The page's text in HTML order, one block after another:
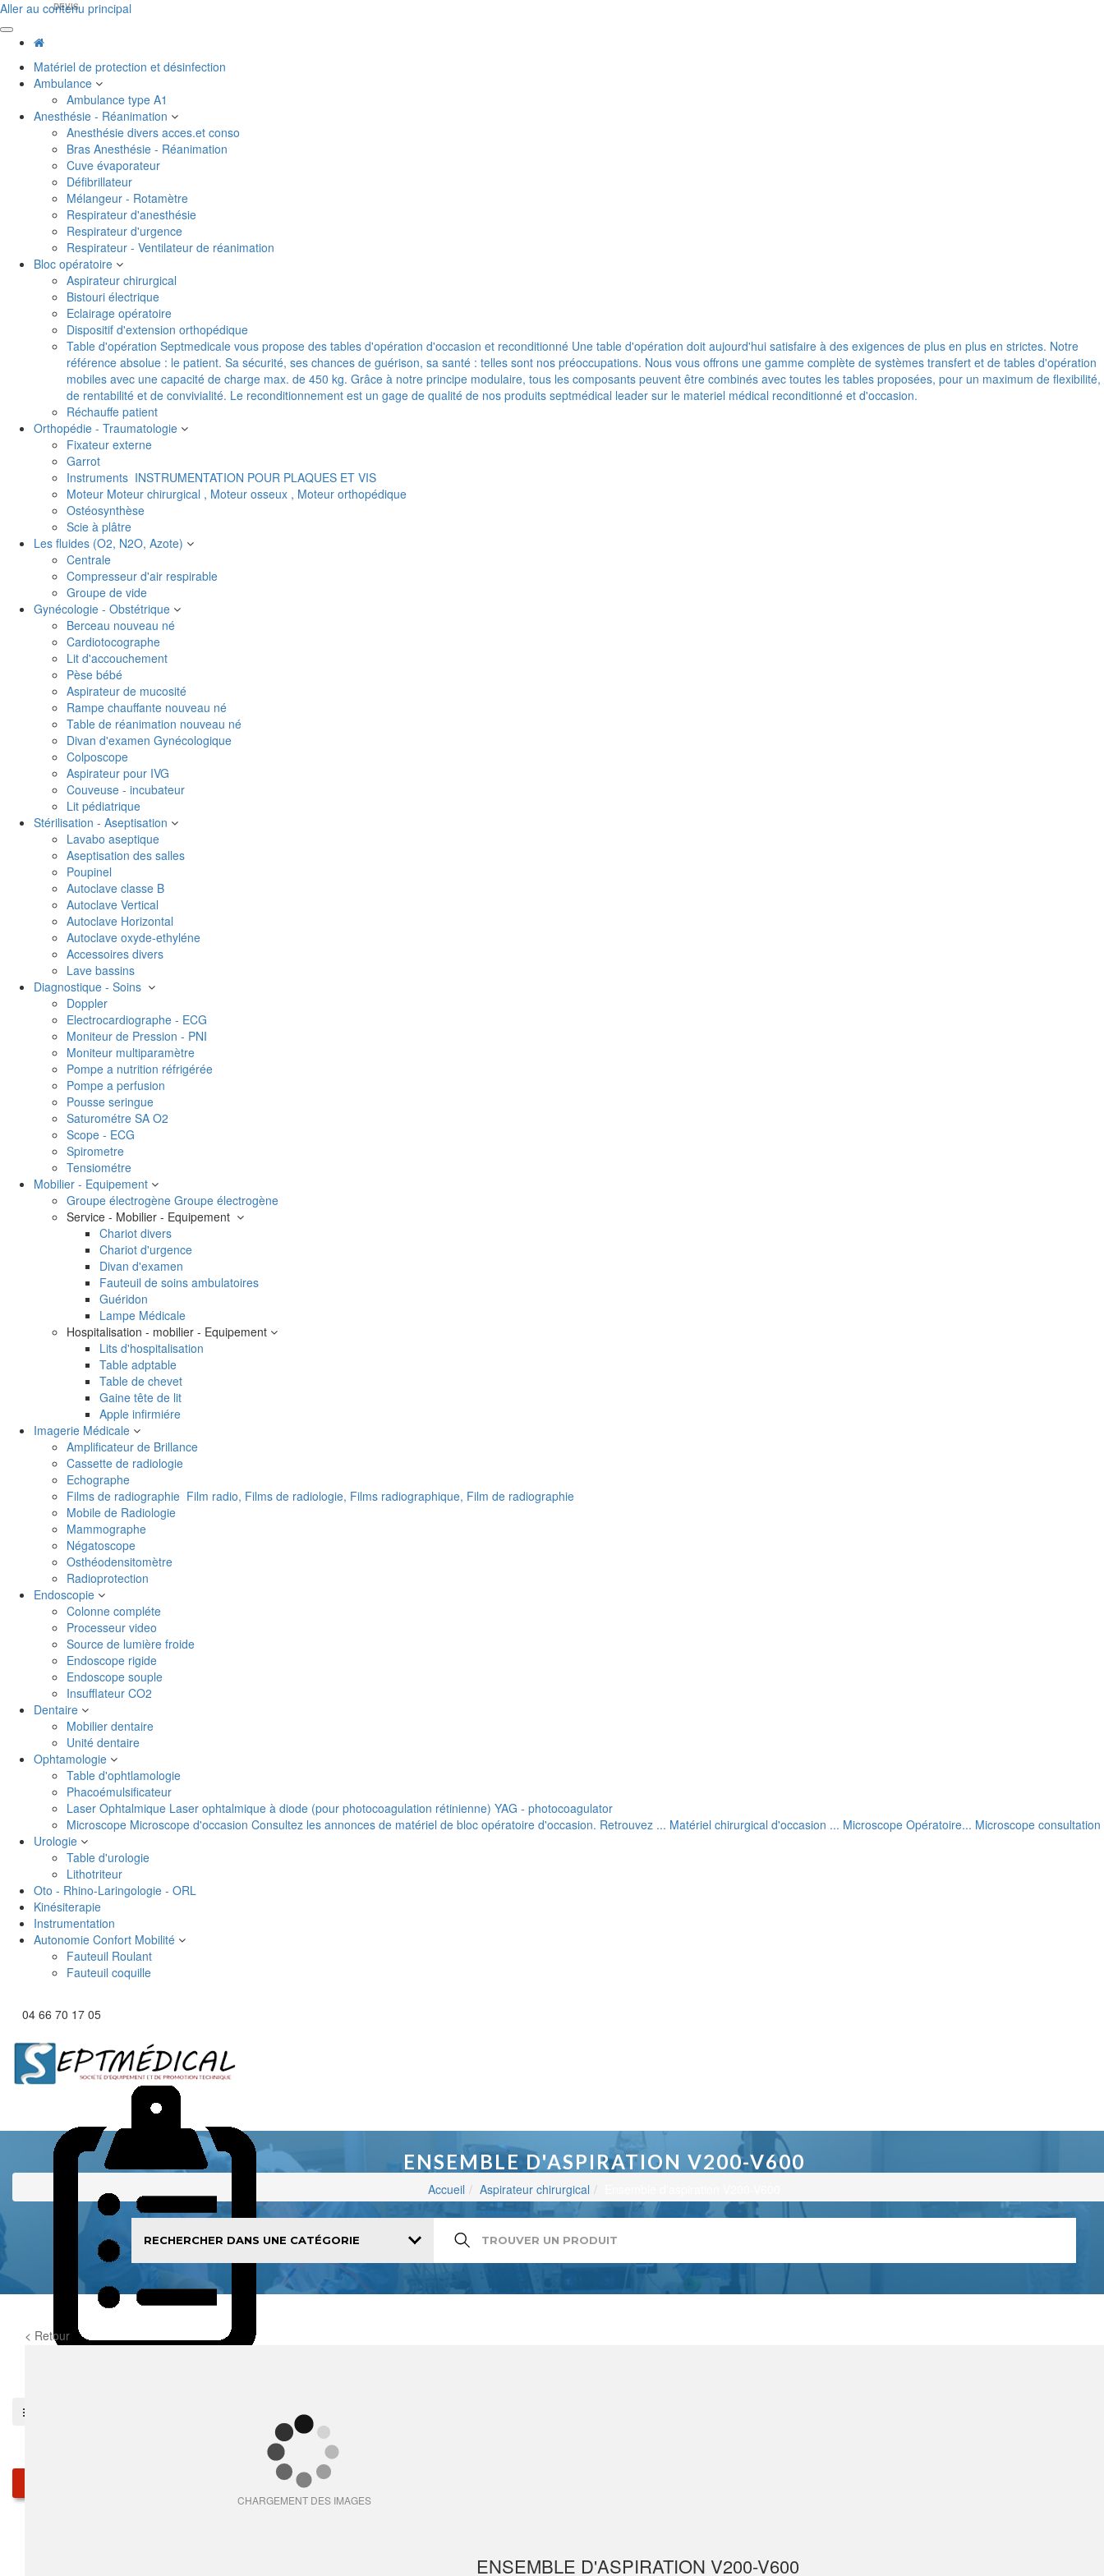
Aller au contenu principal
Matériel de protection et désinfection
Ambulance
Ambulance type A1
Anesthésie - Réanimation
Anesthésie divers acces.et conso
Bras Anesthésie - Réanimation
Cuve évaporateur
Défibrillateur
Mélangeur - Rotamètre
Respirateur d'anesthésie
Respirateur d'urgence
Respirateur - Ventilateur de réanimation
Bloc opératoire
Aspirateur chirurgical
Bistouri électrique
Eclairage opératoire
Dispositif d'extension orthopédique
Table d'opération Septmedicale vous propose des tables d'opération d'occasion et reconditionné Une table d'opération doit aujourd'hui satisfaire à des exigences de plus en plus en strictes. Notre
référence absolue : le patient. Sa sécurité, ses chances de guérison, sa santé : telles sont nos préoccupations. Nous vous offrons une gamme complète de systèmes transfert et de tables d'opération
mobiles avec une capacité de charge max. de 450 kg. Grâce à notre principe modulaire, tous les composants peuvent être combinés avec toutes les tables proposées, pour un maximum de flexibilité,
de rentabilité et de convivialité. Le reconditionnement est un gage de qualité de nos produits septmédical leader sur le materiel médical reconditionné et d'occasion.
Réchauffe patient
Orthopédie - Traumatologie
Fixateur externe
Garrot
Instruments INSTRUMENTATION POUR PLAQUES ET VIS
Moteur Moteur chirurgical , Moteur osseux , Moteur orthopédique
Ostéosynthèse
Scie à plâtre
Les fluides (O2, N2O, Azote)
Centrale
Compresseur d'air respirable
Groupe de vide
Gynécologie - Obstétrique
Berceau nouveau né
Cardiotocographe
Lit d'accouchement
Pèse bébé
Aspirateur de mucosité
Rampe chauffante nouveau né
Table de réanimation nouveau né
Divan d'examen Gynécologique
Colposcope
Aspirateur pour IVG
Couveuse - incubateur
Lit pédiatrique
Stérilisation - Aseptisation
Lavabo aseptique
Aseptisation des salles
Poupinel
Autoclave classe B
Autoclave Vertical
Autoclave Horizontal
Autoclave oxyde-ethyléne
Accessoires divers
Lave bassins
Diagnostique - Soins
Doppler
Electrocardiographe - ECG
Moniteur de Pression - PNI
Moniteur multiparamètre
Pompe a nutrition réfrigérée
Pompe a perfusion
Pousse seringue
Saturométre SA O2
Scope - ECG
Spirometre
Tensiométre
Mobilier - Equipement
Groupe électrogène Groupe électrogène
Service - Mobilier - Equipement
Chariot divers
Chariot d'urgence
Divan d'examen
Fauteuil de soins ambulatoires
Guéridon
Lampe Médicale
Hospitalisation - mobilier - Equipement
Lits d'hospitalisation
Table adptable
Table de chevet
Gaine tête de lit
Apple infirmiére
Imagerie Médicale
Amplificateur de Brillance
Cassette de radiologie
Echographe
Films de radiographie Film radio, Films de radiologie, Films radiographique, Film de radiographie
Mobile de Radiologie
Mammographe
Négatoscope
Osthéodensitomètre
Radioprotection
Endoscopie
Colonne compléte
Processeur video
Source de lumière froide
Endoscope rigide
Endoscope souple
Insufflateur CO2
Dentaire
Mobilier dentaire
Unité dentaire
Ophtamologie
Table d'ophtlamologie
Phacoémulsificateur
Laser Ophtalmique Laser ophtalmique à diode (pour photocoagulation rétinienne) YAG - photocoagulator
Microscope Microscope d'occasion Consultez les annonces de matériel de bloc opératoire d'occasion. Retrouvez ... Matériel chirurgical d'occasion ... Microscope Opératoire... Microscope consultation
Urologie
Table d'urologie
Lithotriteur
Oto - Rhino-Laringologie - ORL
Kinésiterapie
Instrumentation
Autonomie Confort Mobilité
Fauteuil Roulant
Fauteuil coquille
04 66 70 17 05
DEVIS
ENSEMBLE D'ASPIRATION V200-V600
Accueil Aspirateur chirurgical
< Retour
CHARGEMENT DES IMAGES
ENSEMBLE D'ASPIRATION V200-V600